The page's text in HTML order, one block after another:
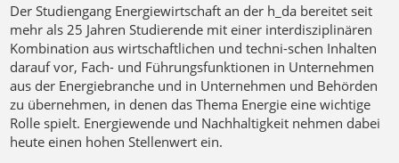
Der Studiengang Energiewirtschaft an der h_da bereitet seit
mehr als 25 Jahren Studierende mit einer interdisziplinären
Kombination aus wirtschaftlichen und techni-schen Inhalten
darauf vor, Fach- und Führungsfunktionen in Unternehmen
aus der Energiebranche und in Unternehmen und Behörden
zu übernehmen, in denen das Thema Energie eine wichtige
Rolle spielt. Energiewende und Nachhaltigkeit nehmen dabei
heute einen hohen Stellenwert ein.